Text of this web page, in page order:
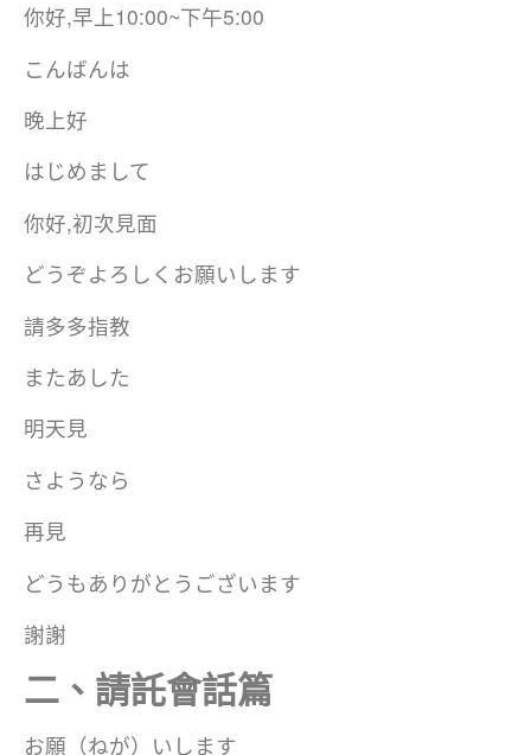
你好,早上10:00~下午5:00
こんばんは
晚上好
はじめまして
你好,初次見面
どうぞよろしくお願いします
請多多指教
またあした
明天見
さようなら
再見
どうもありがとうございます
謝謝
二、請託會話篇
お願（ねが）いします